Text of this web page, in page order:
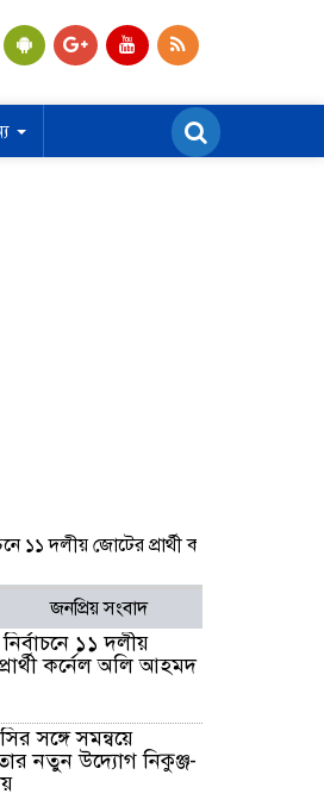
১১ দলীয় জোটের প্রার্থী কর্নেল অলি আহমদ
জনপ্রিয় সংবাদ
নির্বাচনে ১১ দলীয়
কর্নেল অলি আহমদ
সঙ্গে সমন্বয়ে
নতুন উদ্যোগ নিকুঞ্জ-